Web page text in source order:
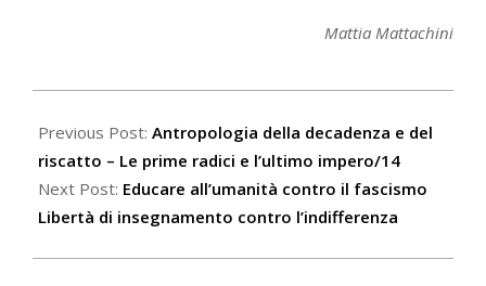
Mattia Mattachini
02-
21
Previous Post: Antropologia della decadenza e del
riscatto – Le prime radici e l’ultimo impero/14
Next Post: Educare all’umanità contro il fascismo
Libertà di insegnamento contro l’indifferenza